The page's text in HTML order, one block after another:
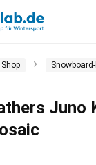
Juno